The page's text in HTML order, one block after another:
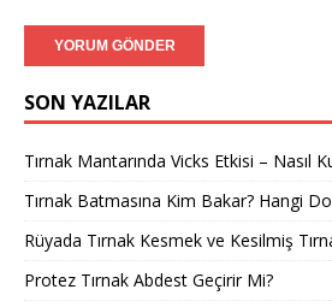
SON YAZILAR
Tırnak Mantarında Vicks Etkisi – Nasıl
Tırnak Batmasına Kim Bakar? Hangi
Rüyada Tırnak Kesmek ve Kesilmiş
Protez Tırnak Abdest Geçirir Mi?